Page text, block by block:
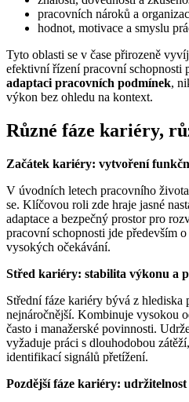
pracovních nároků a
hodnot, motivace a smyslu
Tyto oblasti se v čase přirozeně
efektivní řízení pracovní schopnosti
adaptaci pracovních podmínek,
výkon bez ohledu na kontext.
Různé fáze kariéry,
Začátek kariéry: vytvoření
V úvodních letech pracovního
se. Klíčovou roli zde hraje jasné
adaptace a bezpečný prostor pro
pracovní schopnosti jde především
vysokých očekávání.
Střed kariéry: stabilita výkonu a
Střední fáze kariéry bývá z hlediska
nejnáročnější. Kombinuje vysokou
často i manažerské povinnosti.
vyžaduje práci s dlouhodobou
identifikací signálů přetížení.
Pozdější fáze kariéry: